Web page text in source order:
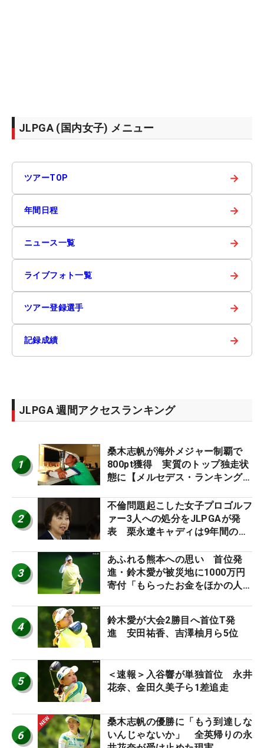
JLPGA (国内女子) メニュー
ツアーTOP →
年間日程 →
ニュース一覧 →
ライブフォト一覧 →
ツアー登録選手 →
記録成績 →
JLPGA 週間アクセスランキング
1
桑木志帆が海外メジャー制覇で
800pt獲得 実質のトップ独走状
態に【メルセデス・ランキング番
2
不倫問題起こした女子プロゴルフ
ァー3人への処分をJLPGAが発
表 栗永遼キャディは9年間の立
3
あふれる熊本への思い 首位発
進・鈴木愛が被災地に1000万円
寄付「もらったお金をほかの人
4
鈴木愛が大会2勝目へ首位T発
進 安田祐香、吉澤柚月ら5位
5
＜速報＞入谷響が単独首位 永井
花奈、金田久美子ら1差追走
6
桑木志帆の優勝に「もう到達しな
いんじゃないか」 全英帰りの永